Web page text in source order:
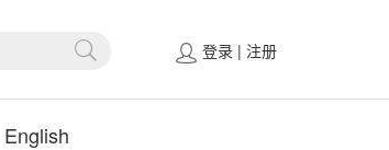
登录 | 注册
English